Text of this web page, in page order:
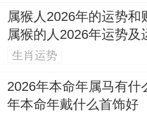
务往来需立好规矩，避
体健康造成的破财，需
是车辆、电子设备等贵
失，要警惕合同纠纷、
损失。
属猴人2026年的运势和
属猴的人2026年运势及
生肖运势
2026年本命年属马有什
年本命年戴什么首饰好